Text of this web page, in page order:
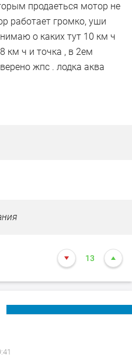
продаеться мотор не
работает громко, уши
о каких тут 10 км ч
км ч и точка , в 2ем
жпс . лодка аква
13